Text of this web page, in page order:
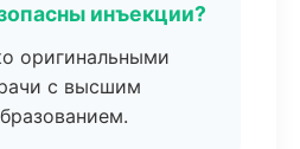
инъекции?
оригинальными
с высшим